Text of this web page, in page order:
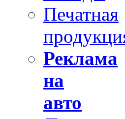
Печатная
Реклама
на
авто